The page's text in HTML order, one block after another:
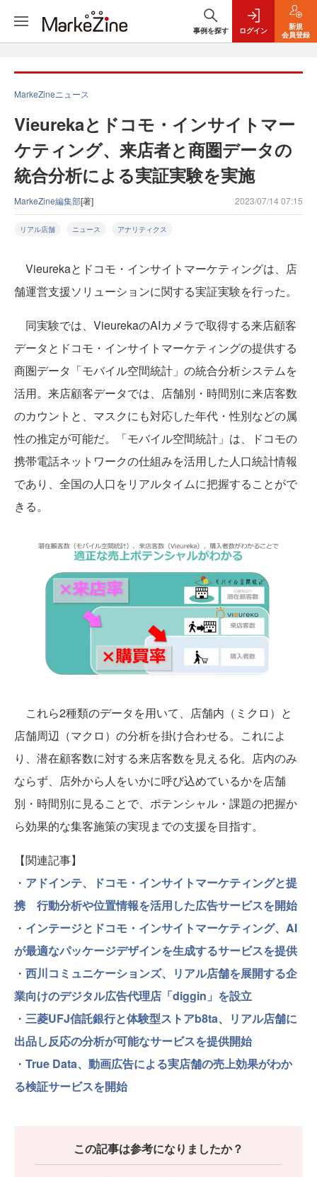
事例を探す ログイン
新規
会員登録
MarkeZineニュース
Vieurekaとドコモ・インサイトマー
ケティング、来店者と商圏データの
統合分析による実証実験を実施
MarkeZine編集部[著] 2023/07/14 07:15
リアル店舗 ニュース アナリティクス
Vieurekaとドコモ・インサイトマーケティングは、店
舗運営支援ソリューションに関する実証実験を行った。
同実験では、VieurekaのAIカメラで取得する来店顧客
データとドコモ・インサイトマーケティングの提供する
商圏データ「モバイル空間統計」の統合分析システムを
活用。来店顧客データでは、店舗別・時間別に来店客数
のカウントと、マスクにも対応した年代・性別などの属
性の推定が可能だ。「モバイル空間統計」は、ドコモの
携帯電話ネットワークの仕組みを活用した人口統計情報
であり、全国の人口をリアルタイムに把握することがで
きる。
これら2種類のデータを用いて、店舗内（ミクロ）と
店舗周辺（マクロ）の分析を掛け合わせる。これによ
り、潜在顧客数に対する来店客数を見える化。店内のみ
ならず、店外から人をいかに呼び込めているかを店舗
別・時間別に見ることで、ポテンシャル・課題の把握か
ら効果的な集客施策の実現までの支援を目指す。
【関連記事】
・ アドインテ、ドコモ・インサイトマーケティングと提
携 行動分析や位置情報を活用した広告サービスを開始
・ インテージとドコモ・インサイトマーケティング、AI
が最適なパッケージデザインを生成するサービスを提供
・ 西川コミュニケーションズ、リアル店舗を展開する企
業向けのデジタル広告代理店「diggin」を設立
・ 三菱UFJ信託銀行と体験型ストアb8ta、リアル店舗に
出品し反応の分析が可能なサービスを提供開始
・ True Data、動画広告による実店舗の売上効果がわか
る検証サービスを開始
この記事は参考になりましたか？